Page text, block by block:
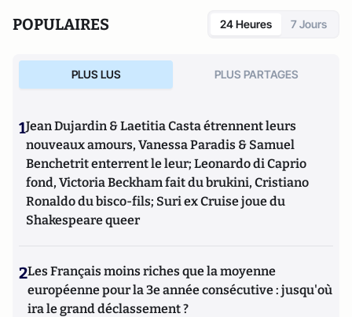
POPULAIRES 24 Heures 7 Jours
PLUS LUS PLUS PARTAGES
1Jean Dujardin & Laetitia Casta étrennent leurs
nouveaux amours, Vanessa Paradis & Samuel
Benchetrit enterrent le leur; Leonardo di Caprio
fond, Victoria Beckham fait du brukini, Cristiano
Ronaldo du bisco-fils; Suri ex Cruise joue du
Shakespeare queer
2Les Français moins riches que la moyenne
européenne pour la 3e année consécutive : jusqu'où
ira le grand déclassement ?